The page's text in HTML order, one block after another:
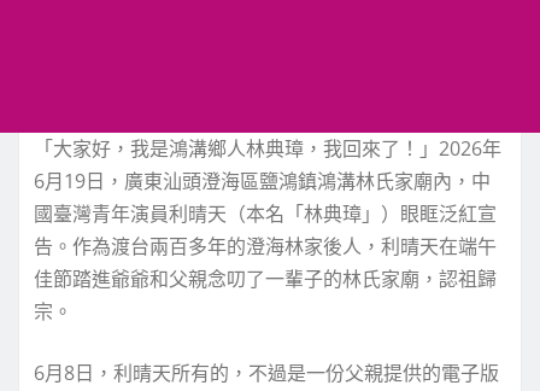
「大家好，我是鴻溝鄉人林典璋，我回來了！」2026年
6月19日，廣東汕頭澄海區鹽鴻鎮鴻溝林氏家廟內，中
國臺灣青年演員利晴天（本名「林典璋」）眼眶泛紅宣
告。作為渡台兩百多年的澄海林家後人，利晴天在端午
佳節踏進爺爺和父親念叨了一輩子的林氏家廟，認祖歸
宗。
6月8日，利晴天所有的，不過是一份父親提供的電子版